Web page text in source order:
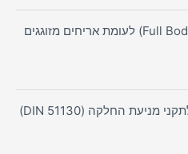
אריחי גוף מלא (Full Body / Tuttomasa) לעומת אריחים מזוגגים
מדע החיכוך: המדריך ההנדסי לתקני מניעת החלקה (DIN 51130)